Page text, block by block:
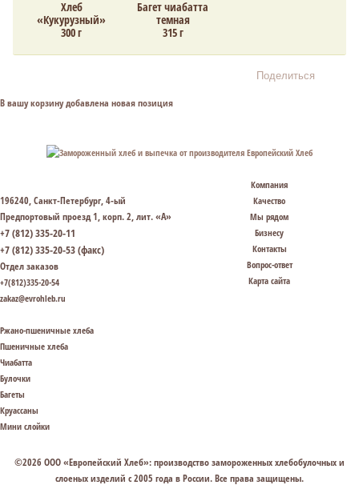
Хлеб
«Кукурузный»
300 г
Багет чиабатта
темная
315 г
Поделиться
В вашу корзину добавлена новая позиция
196240, Санкт-Петербург, 4-ый
Предпортовый проезд 1, корп. 2, лит. «А»
+7 (812) 335-20-11
+7 (812) 335-20-53 (факс)
Отдел заказов
+7(812)335-20-54
zakaz@evrohleb.ru
Компания
Качество
Мы рядом
Бизнесу
Контакты
Вопрос-ответ
Карта сайта
Ржано-пшеничные хлеба
Пшеничные хлеба
Чиабатта
Булочки
Багеты
Круассаны
Мини слойки
©2026 ООО «Европейский Хлеб»: производство замороженных хлебобулочных и
слоеных изделий с 2005 года в России. Все права защищены.